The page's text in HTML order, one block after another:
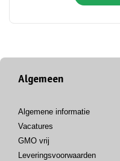
Algemeen
Algemene informatie
Vacatures
GMO vrij
Leveringsvoorwaarden